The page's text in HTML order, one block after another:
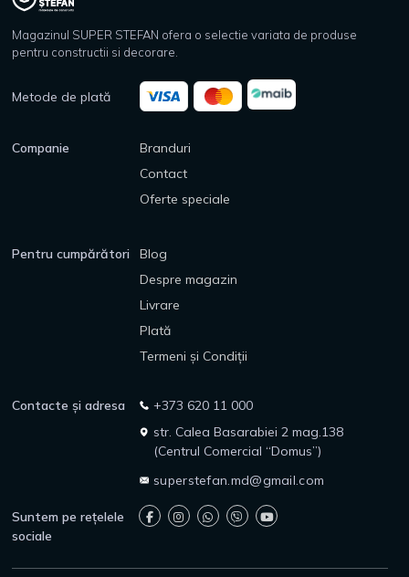
Magazinul SUPER STEFAN ofera o selectie variata de produse
pentru constructii si decorare.
Metode de plată
Companie
Branduri
Contact
Oferte speciale
Pentru cumpărători
Blog
Despre magazin
Livrare
Plată
Termeni și Condiții
Contacte și adresa
+373 620 11 000
str. Calea Basarabiei 2 mag.138
(Centrul Comercial “Domus”)
superstefan.md@gmail.com
Suntem pe rețelele
sociale